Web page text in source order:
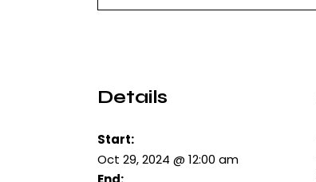
Details
Start:
Oct 29, 2024 @ 12:00 am